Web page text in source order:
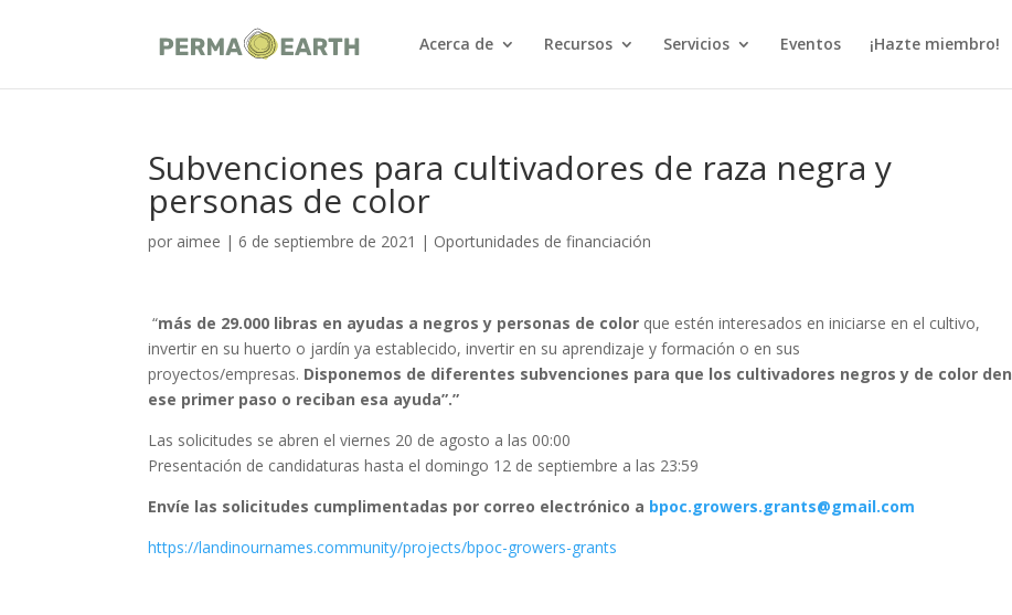
Acerca de Recursos Servicios Eventos ¡Hazte miembro!
Subvenciones para cultivadores de raza negra y
personas de color
por aimee |6 de septiembre de 2021 | Oportunidades de financiación
“más de 29.000 libras en ayudas a negros y personas de color que estén interesados en iniciarse en el cultivo,
invertir en su huerto o jardín ya establecido, invertir en su aprendizaje y formación o en sus
proyectos/empresas. Disponemos de diferentes subvenciones para que los cultivadores negros y de color den
ese primer paso o reciban esa ayuda”.”
Las solicitudes se abren el viernes 20 de agosto a las 00:00
Presentación de candidaturas hasta el domingo 12 de septiembre a las 23:59
Envíe las solicitudes cumplimentadas por correo electrónico a bpoc.growers.grants@gmail.com
https://landinournames.community/projects/bpoc-growers-grants